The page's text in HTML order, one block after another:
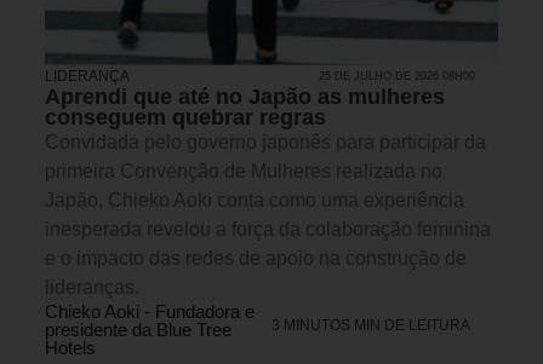
LIDERANÇA 25 DE JULHO DE 2026 08H00
Aprendi que até no Japão as mulheres
conseguem quebrar regras
Convidada pelo governo japonês para participar da
primeira Convenção de Mulheres realizada no
Japão, Chieko Aoki conta como uma experiência
inesperada revelou a força da colaboração feminina
e o impacto das redes de apoio na construção de
lideranças.
Chieko Aoki - Fundadora e
presidente da Blue Tree
Hotels
3 MINUTOS MIN DE LEITURA